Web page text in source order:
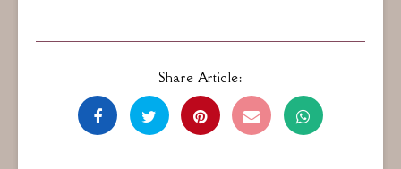
Share Article: